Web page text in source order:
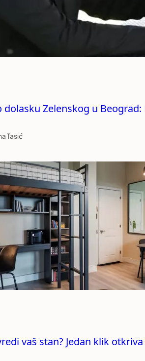
dolasku Zelenskog u
Tasić
vaš stan? Jedan klik